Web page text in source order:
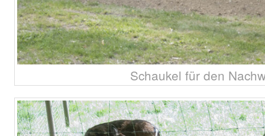
Schaukel für den